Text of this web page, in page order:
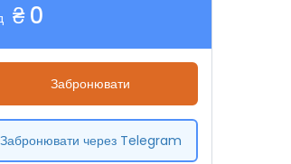
₴ 0
Забронювати
Забронювати через Telegram